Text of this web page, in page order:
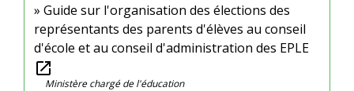
Guide sur l'organisation des élections des
représentants des parents d'élèves au conseil
d'école et au conseil d'administration des EPLE
open_in_new
Ministère chargé de l'éducation